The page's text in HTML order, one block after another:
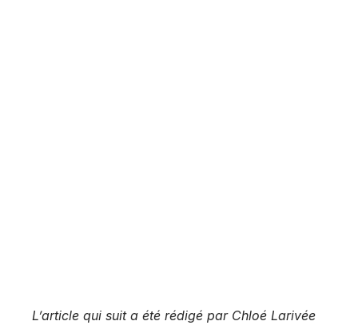
L’article qui suit a été rédigé par Chloé Larivée